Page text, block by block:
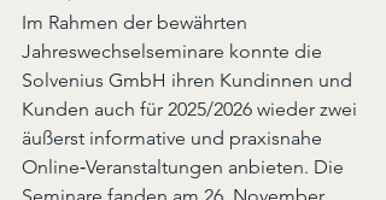
Im Rahmen der bewährten
Jahreswechselseminare konnte die
Solvenius GmbH ihren Kundinnen und
Kunden auch für 2025/2026 wieder zwei
äußerst informative und praxisnahe
Online‑Veranstaltungen anbieten. Die